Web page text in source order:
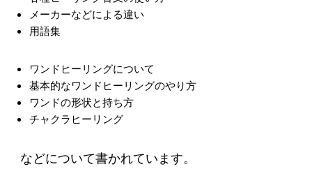
メーカーなどによる違い
用語集
ワンドヒーリングについて
基本的なワンドヒーリングのやり方
ワンドの形状と持ち方
チャクラヒーリング
などについて書かれています。